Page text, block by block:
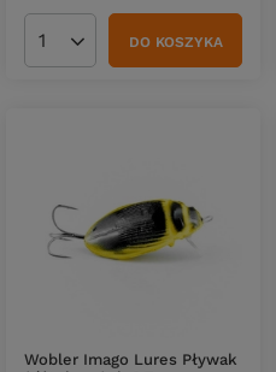
Ilość produktówDO KOSZYKA
Wobler Imago Lures Pływak